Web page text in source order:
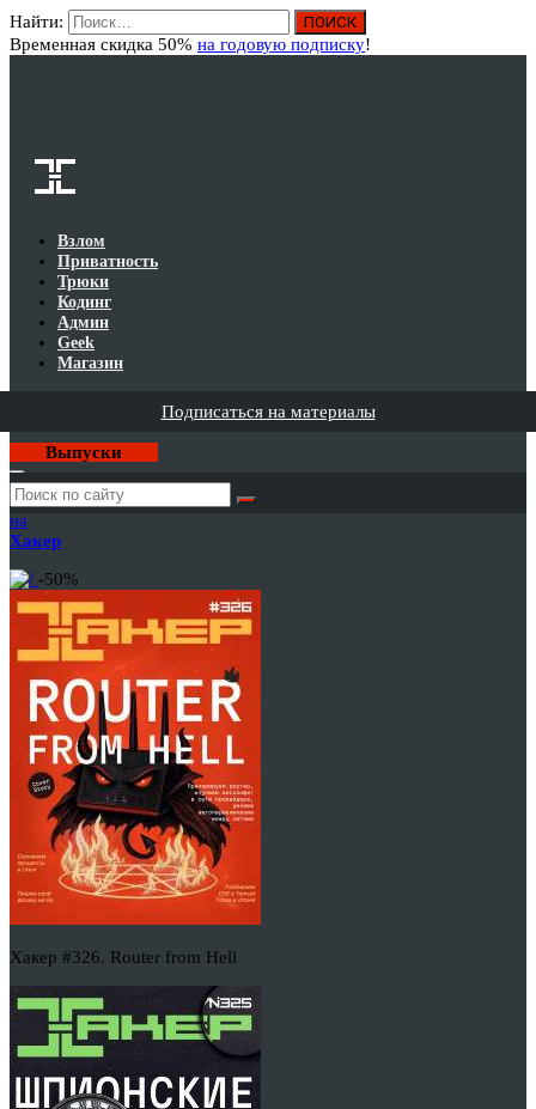
Найти:
Временная скидка 50% на годовую подписку!
Взлом
Приватность
Трюки
Кодинг
Админ
Geek
Магазин
Подписаться на материалы
Выпуски
Годовая
подписка
на
Хакер
-50%
Хакер #326. Router from Hell